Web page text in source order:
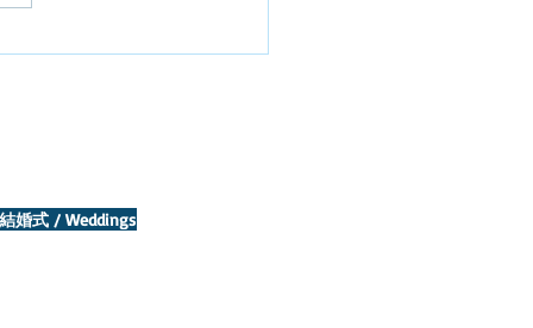
結婚式 / Weddings